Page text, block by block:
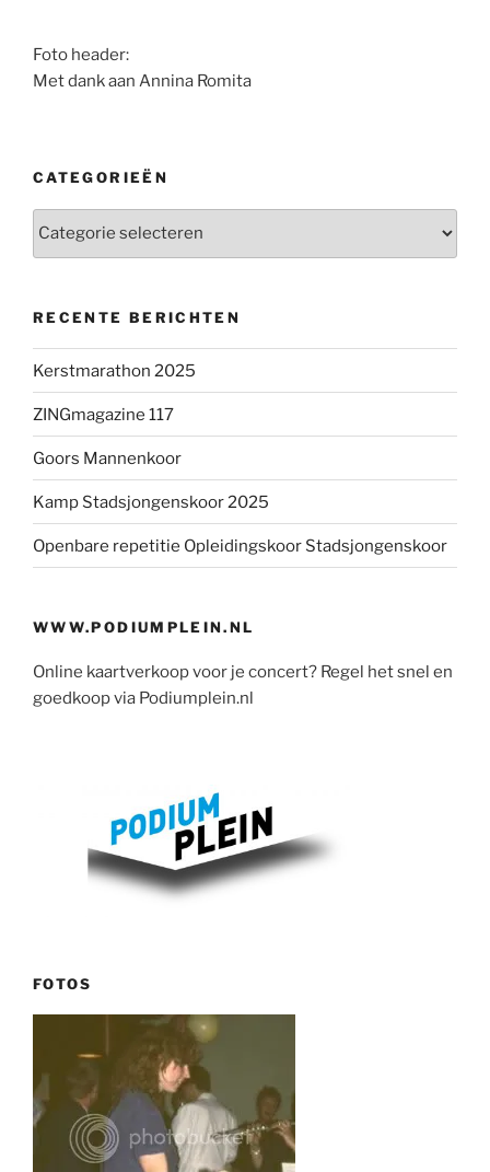
Foto header:
Met dank aan Annina Romita
CATEGORIEËN
RECENTE BERICHTEN
Kerstmarathon 2025
ZINGmagazine 117
Goors Mannenkoor
Kamp Stadsjongenskoor 2025
Openbare repetitie Opleidingskoor Stadsjongenskoor
WWW.PODIUMPLEIN.NL
Online kaartverkoop voor je concert? Regel het snel en
goedkoop via Podiumplein.nl
FOTOS